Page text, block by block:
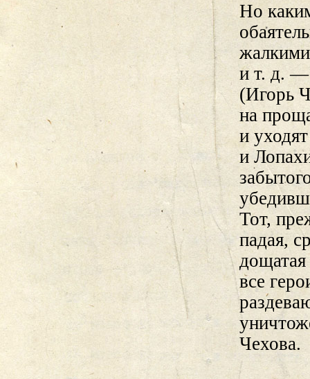
Но
и т. д. —
(Игорь
на
и
и
Тот,
падая,
дощатая
все
Чехова.